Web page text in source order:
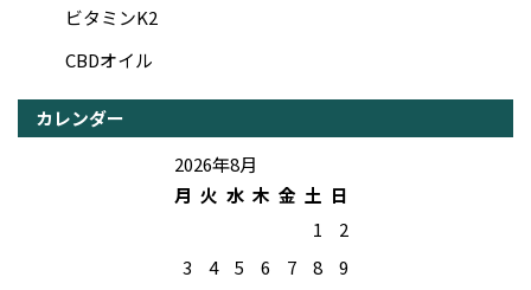
ビタミンK2
CBDオイル
カレンダー
2026年8月
月 火 水 木 金 土 日
1
2
3
4 5 6 7 8
9